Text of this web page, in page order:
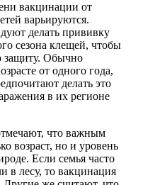
вакцинации от
варьируются.
делать прививку
сезона клещей, чтобы
защиту. Обычно
от одного года,
делать это
в их регионе
что важным
возраст, но и уровень
Если семья часто
в лесу, то вакцинация